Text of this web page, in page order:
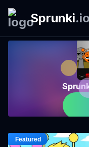
Sprunki.io